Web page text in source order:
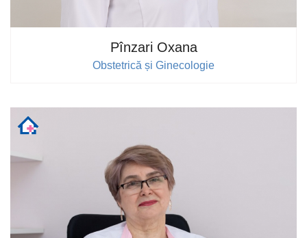
Pînzari Oxana
Obstetrică și Ginecologie